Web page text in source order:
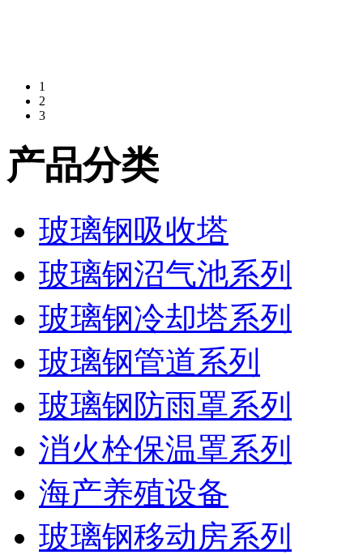
1
2
3
产品分类
玻璃钢吸收塔
玻璃钢沼气池系列
玻璃钢冷却塔系列
玻璃钢管道系列
玻璃钢防雨罩系列
消火栓保温罩系列
海产养殖设备
玻璃钢移动房系列